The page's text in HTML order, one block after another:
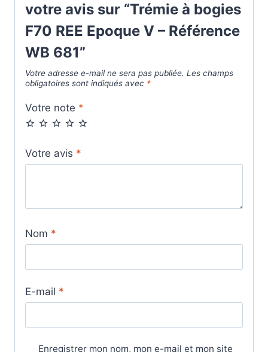
votre avis sur “Trémie à bogies
F70 REE Epoque V – Référence
WB 681”
Votre adresse e-mail ne sera pas publiée. Les champs
obligatoires sont indiqués avec *
Votre note *
Votre avis *
Nom *
E-mail *
Enregistrer mon nom, mon e-mail et mon site